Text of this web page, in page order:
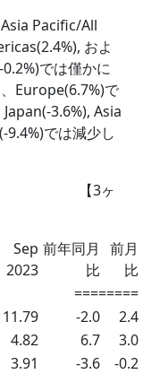
Pacific/All
およ
では僅かに
Europe(6.7%)で
3.6%), Asia
では減少し
Sep
2023
前年同月
比
前月
比
========
11.79 -2.0
2.4
4.82 6.7
3.0
3.91 -3.6
-0.2